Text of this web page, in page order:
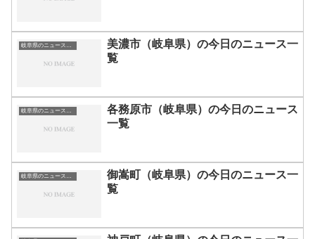
岐阜県のニュース一覧
美濃市（岐阜県）の今日のニュース一
覧
岐阜県のニュース一覧
各務原市（岐阜県）の今日のニュース
一覧
岐阜県のニュース一覧
御嵩町（岐阜県）の今日のニュース一
覧